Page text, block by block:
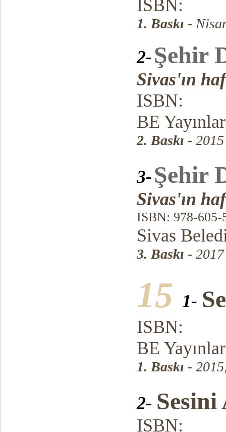
ISBN:
1. Baskı -
2-Şehir
Sivas'ın
ISBN:
BE
2. Baskı - 2015
3-Şehir
Sivas'ın
ISBN: 978-605-
Sivas
3. Baskı - 2017
15 1-
ISBN:
BE
1. Baskı -
2-
ISBN: